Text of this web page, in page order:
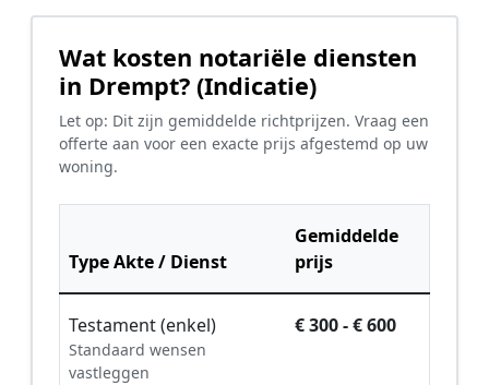
Wat kosten notariële diensten
in Drempt? (Indicatie)
Let op: Dit zijn gemiddelde richtprijzen. Vraag een
offerte aan voor een exacte prijs afgestemd op uw
woning.
Type Akte / Dienst
Gemiddelde
prijs
Testament (enkel)
Standaard wensen
vastleggen
€ 300 - € 600